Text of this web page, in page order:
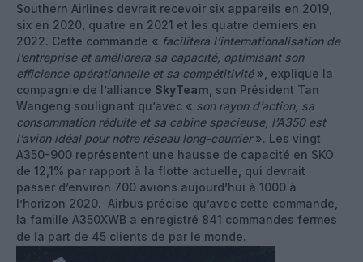
Southern Airlines devrait recevoir six appareils en 2019,
six en 2020, quatre en 2021 et les quatre derniers en
2022. Cette commande « facilitera l’internationalisation de
l’entreprise et améliorera sa capacité, optimisant son
efficience opérationnelle et sa compétitivité», explique la
compagnie de l’alliance SkyTeam , son Président Tan
Wangeng soulignant qu’avec « son rayon d’action, sa
consommation réduite et sa cabine spacieuse, l’A350 est
l’avion idéal pour notre réseau long-courrier». Les vingt
A350-900 représentent une hausse de capacité en SKO
de 12,1% par rapport à la flotte actuelle, qui devrait
passer d’environ 700 avions aujourd’hui à 1000 à
l’horizon 2020. Airbus précise qu’avec cette commande,
la famille A350XWB a enregistré 841 commandes fermes
de la part de 45 clients de par le monde.